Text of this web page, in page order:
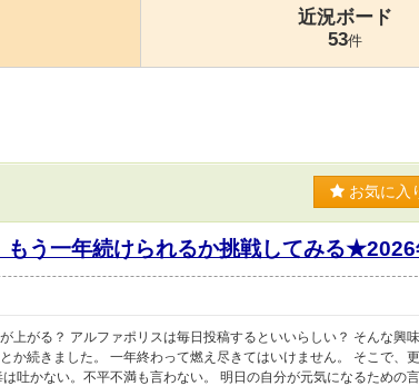
近況ボード
53件
お気に入
もう一年続けられるか挑戦してみる★2026
上がる？ アルファポリスは毎日投稿するといいらしい？ そんな興
か続きました。 一年終わって燃え尽きてはいけません。 そこで、
吐かない。不平不満も言わない。 明日の自分が元気になるための